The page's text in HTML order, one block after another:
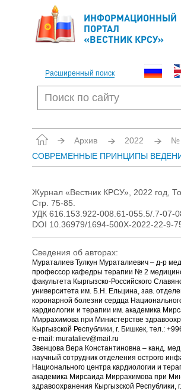
ИНФОРМАЦИОННЫЙ
ПОРТАЛ
«ВЕСТНИК КРСУ»
Расширенный поиск
Архив 2022
№
СОВРЕМЕННЫЕ ПРИНЦИПЫ
Журнал «Вестник КРСУ», 2022 год,
Стр. 75-85.
УДК 616.153.922-008.61-055.5/.7-07-
DOI 10.36979/1694-500X-2022-22-9-
Сведения об авторах:
Мураталиев Тулкун Мураталиевич – д-р
профессор кафедры терапии № 2
факультета Кыргызско-Российского
университета им. Б.Н. Ельцина, зав.
коронарной болезни сердца
кардиологии и терапии им. академика
Миррахимова при Министерстве
Кыргызской Республики, г. Бишкек, тел.:
e-mail: murataliev@mail.ru
Звенцова Вера Константиновна – канд.
научный сотрудник отделения острого
Национального центра кардиологии и
академика Мирсаида Миррахимова при
здравоохранения Кыргызской Республики,